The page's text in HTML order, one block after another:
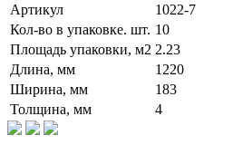
Артикул
1022-7
Кол-во в упаковке. шт. 10
Площадь упаковки, м2 2.23
Длина, мм
1220
Ширина, мм
183
Толщина, мм
4